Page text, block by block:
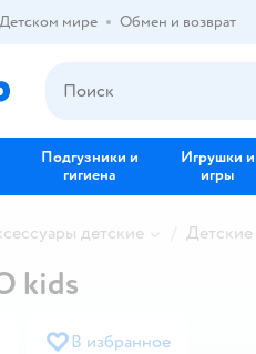
мире Обмен и возврат
Подгузники и
гигиена
Игрушки и
игры
детские Детские
kids
В избранное